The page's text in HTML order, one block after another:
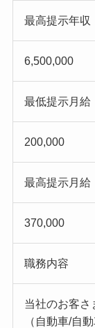
最高提示年収
6,500,000
最低提示月給
200,000
最高提示月給
370,000
職務内容
当社のお客さ
（自動車/自